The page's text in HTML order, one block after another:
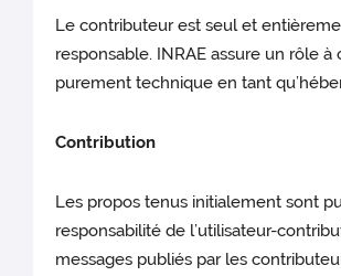
Le contributeur est seul et
responsable. INRAE assure un rôle à
purement technique en tant
Contribution
Les propos tenus initialement sont
responsabilité de l’utilisateur-
messages publiés par les